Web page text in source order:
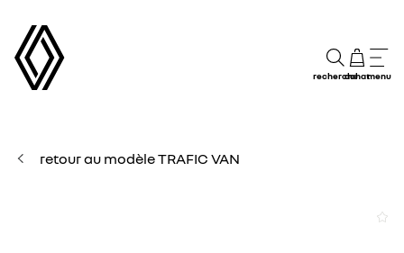
rechercheachatmenu
retour au modèle TRAFIC VAN